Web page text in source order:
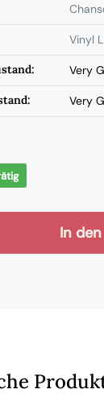
Vinyl
Very
Very
In